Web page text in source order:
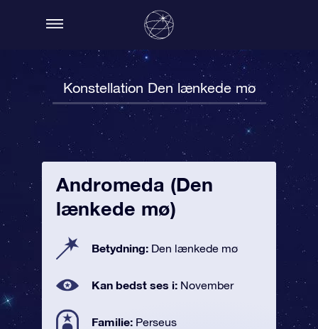
Konstellation Den lænkede mø
Andromeda (Den
lænkede mø)
Betydning: Den lænkede mø
Kan bedst ses i: November
Familie: Perseus